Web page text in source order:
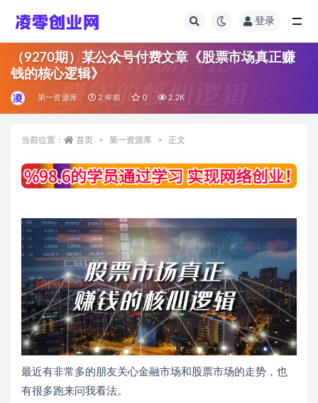
登录
（9270期）某公众号付费文章《股票市场真正赚
钱的核心逻辑》
第一资源库 2 年前 0 2.2K
当前位置： 首页 第一资源库 正文
最近有非常多的朋友关心金融市场和股票市场的走势，也
有很多跑来问我看法。